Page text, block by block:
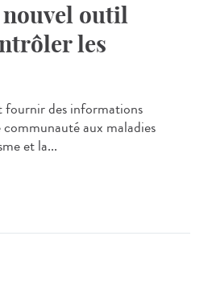
nouvel outil
les
fournir des informations
communauté aux maladies
et la...